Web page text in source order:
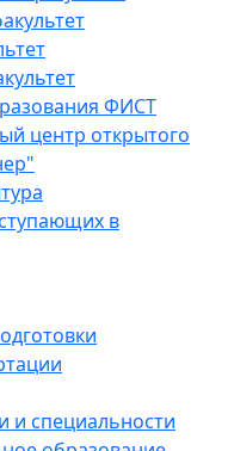
ФИСТ
центр открытого
в
и специальности